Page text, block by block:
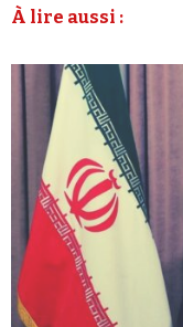
À lire aussi :